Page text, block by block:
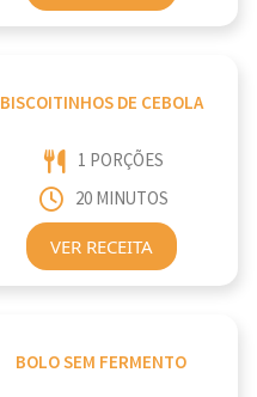
BISCOITINHOS DE CEBOLA
1 PORÇÕES
20 MINUTOS
VER RECEITA
BOLO SEM FERMENTO